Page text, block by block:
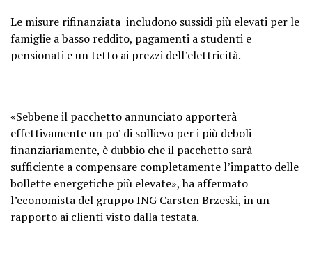
Le misure rifinanziata includono sussidi più elevati per le
famiglie a basso reddito, pagamenti a studenti e
pensionati e un tetto ai prezzi dell’elettricità.
«Sebbene il pacchetto annunciato apporterà
effettivamente un po’ di sollievo per i più deboli
finanziariamente, è dubbio che il pacchetto sarà
sufficiente a compensare completamente l’impatto delle
bollette energetiche più elevate», ha affermato
l’economista del gruppo ING Carsten Brzeski, in un
rapporto ai clienti visto dalla testata.